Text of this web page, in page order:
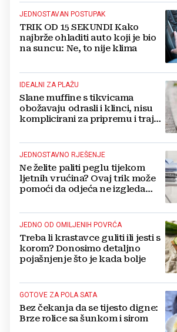
JEDNOSTAVAN POSTUPAK
TRIK OD 15 SEKUNDI Kako
najbrže ohladiti auto koji je bio
na suncu: Ne, to nije klima
IDEALNI ZA PLAŽU
Slane muffine s tikvicama
obožavaju odrasli i klinci, nisu
komplicirani za pripremu i traju
JEDNOSTAVNO RJEŠENJE
Ne želite paliti peglu tijekom
ljetnih vrućina? Ovaj trik može
pomoći da odjeća ne izgleda
JEDNO OD OMILJENIH POVRĆA
Treba li krastavce guliti ili jesti s
korom? Donosimo detaljno
pojašnjenje što je kada bolje
GOTOVE ZA POLA SATA
Bez čekanja da se tijesto digne:
Brze rolice sa šunkom i sirom